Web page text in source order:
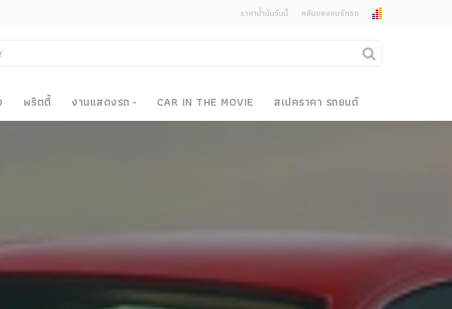
คุณต้องการยกเลิกการแจ้งเตือนข่าวสารเมื่อมีการ
อัพเดตใช่หรือไม่?
ราคาน้ำมันวันนี้ คลับของคนรักรถ
พริตตี้ งานแสดงรถ
Motor Expo
Motor Show
Supercar & Import Car Show
CAR IN THE MOVIE สเปคราคา รถยนต์